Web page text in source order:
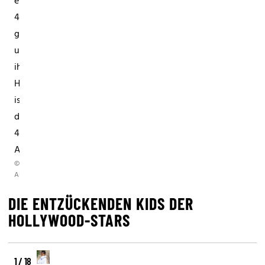
4.
geboren
und
ihr
Hochzeitstag
ist
der
4.
April.
©
AP
DIE ENTZÜCKENDEN KIDS DER
HOLLYWOOD-STARS
1 / 18